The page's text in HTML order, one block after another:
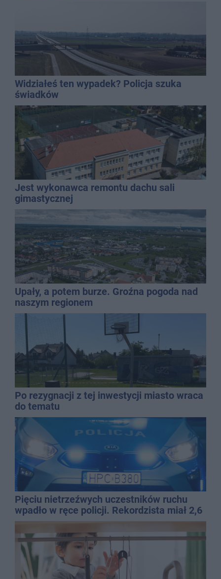
Widziałeś ten wypadek? Policja szuka
świadków
Jest wykonawca remontu dachu sali
gimastycznej
Upały, a potem burze. Groźna pogoda nad
naszym regionem
Po rezygnacji z tej inwestycji miasto wraca
do tematu
Pięciu nietrzeźwych uczestników ruchu
wpadło w ręce policji. Rekordzista miał 2,6
promila